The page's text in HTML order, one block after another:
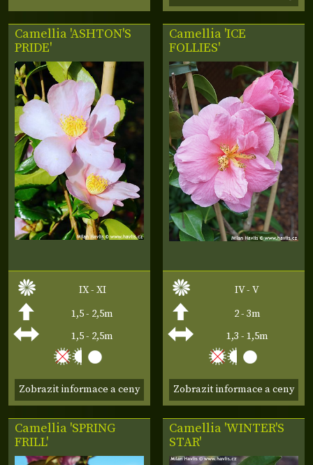
Camellia 'ASHTON'S
PRIDE'
IX - XI
1,5 - 2,5m
1,5 - 2,5m
Zobrazit informace a ceny
Camellia 'ICE
FOLLIES'
IV - V
2 - 3m
1,3 - 1,5m
Zobrazit informace a ceny
Camellia 'SPRING
FRILL'
Camellia 'WINTER'S
STAR'